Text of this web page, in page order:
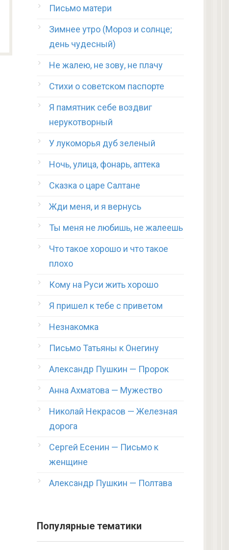
Письмо матери
Зимнее утро (Мороз и солнце;
день чудесный)
Не жалею, не зову, не плачу
Стихи о советском паспорте
Я памятник себе воздвиг
нерукотворный
У лукоморья дуб зеленый
Ночь, улица, фонарь, аптека
Сказка о царе Салтане
Жди меня, и я вернусь
Ты меня не любишь, не жалеешь
Что такое хорошо и что такое
плохо
Кому на Руси жить хорошо
Я пришел к тебе с приветом
Незнакомка
Письмо Татьяны к Онегину
Александр Пушкин — Пророк
Анна Ахматова — Мужество
Николай Некрасов — Железная
дорога
Сергей Есенин — Письмо к
женщине
Александр Пушкин — Полтава
Популярные тематики